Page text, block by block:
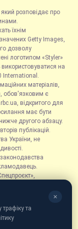
розповідає про
їхнім
Getty Images,
дозволу
логотипом «Styler»
на
International.
матеріалів,
обов'язковим є
відкритого для
має бути
другого абзацу.
публікацій.
України, не
законодавства
що містить
діяльністю
✕
та